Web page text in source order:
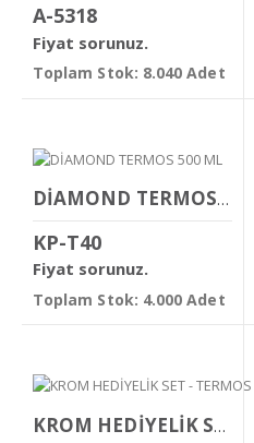
A-5318
Fiyat sorunuz.
Toplam Stok: 8.040 Adet
DİAMOND TERMOS 500 ML
KP-T40
Fiyat sorunuz.
Toplam Stok: 4.000 Adet
KROM HEDİYELİK SET - TERMOS / 750 ML - ÇELİK KUPA / 240 ML